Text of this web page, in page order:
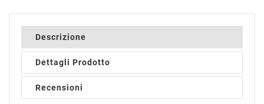
Descrizione
Dettagli Prodotto
Recensioni